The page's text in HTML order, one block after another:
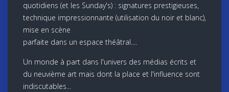
quotidiens (et les Sunday's) : signatures prestigieuses,
technique impressionnante (utilisation du noir et blanc),
mise en scène
parfaite dans un espace théâtral....
Un monde à part dans l'univers des médias écrits et
du neuvième art mais dont la place et l'influence sont
indiscutables...